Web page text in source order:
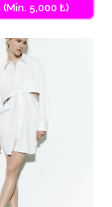
(Min. 5,000 ₺)